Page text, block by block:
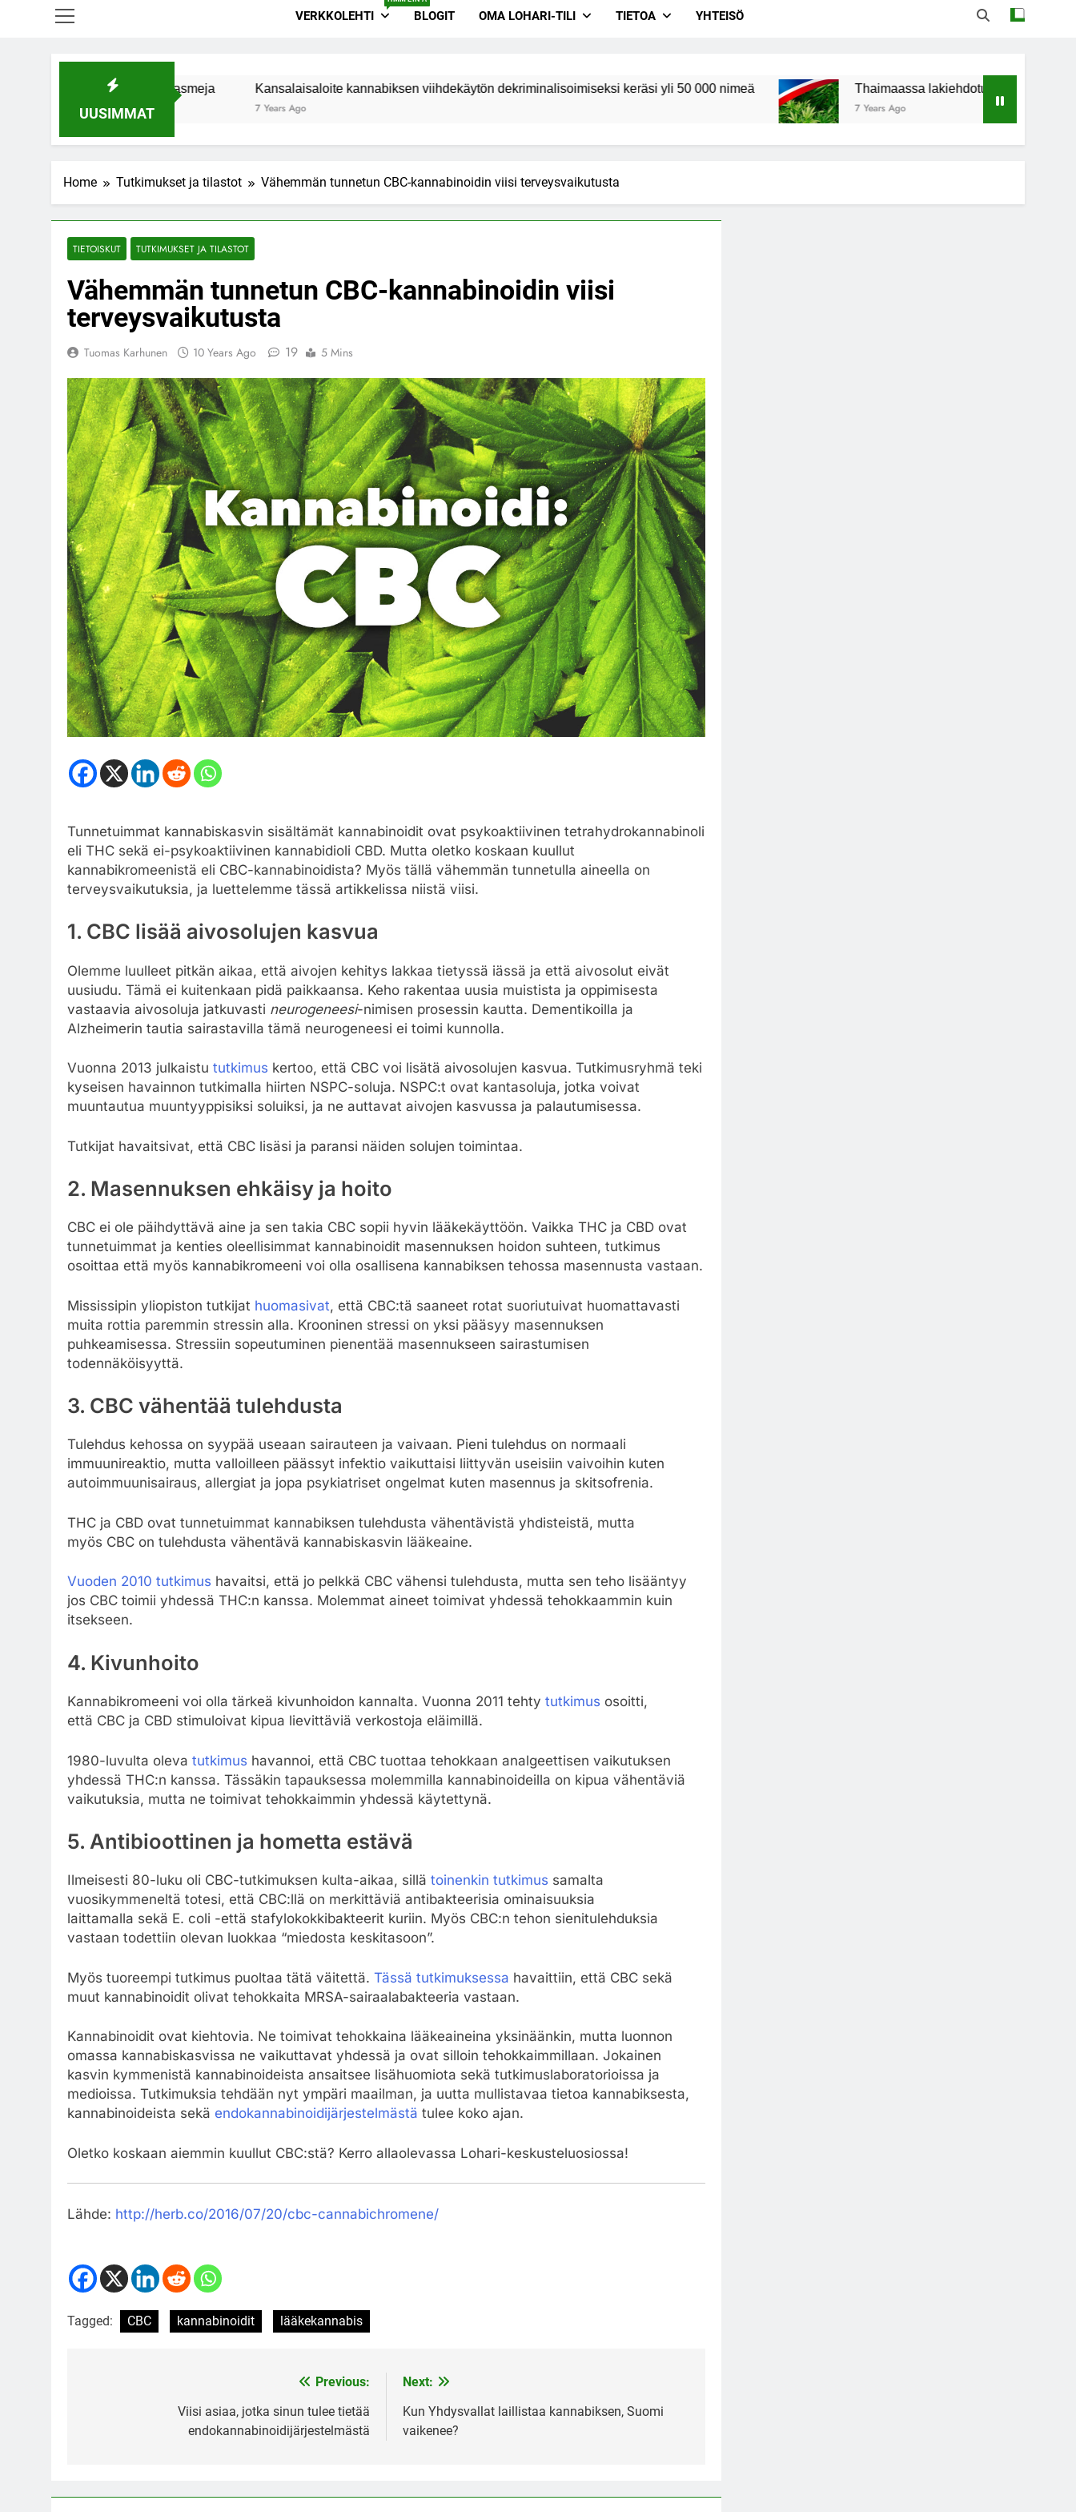
VERKKOLEHTI BLOGIT OMA LOHARI-TILI TIETOA YHTEISÖ
UUSIMMAT
naisten orgasmeja
Kansalaisaloite kannabiksen viihdekäytön dekriminalisoimiseksi keräsi yli 50 000 nimeä
Thaimaassa lakiehdotus sallisi kannabiksen
7 Years Ago
Home Tutkimukset ja tilastot Vähemmän tunnetun CBC-kannabinoidin viisi terveysvaikutusta
TIETOISKUT TUTKIMUKSET JA TILASTOT
Vähemmän tunnetun CBC-kannabinoidin viisi
terveysvaikutusta
Tuomas Karhunen 10 Years Ago 19 5 Mins
Tunnetuimmat kannabiskasvin sisältämät kannabinoidit ovat psykoaktiivinen tetrahydrokannabinoli
eli THC sekä ei-psykoaktiivinen kannabidioli CBD. Mutta oletko koskaan kuullut
kannabikromeenistä eli CBC-kannabinoidista? Myös tällä vähemmän tunnetulla aineella on
terveysvaikutuksia, ja luettelemme tässä artikkelissa niistä viisi.
1. CBC lisää aivosolujen kasvua
Olemme luulleet pitkän aikaa, että aivojen kehitys lakkaa tietyssä iässä ja että aivosolut eivät
uusiudu. Tämä ei kuitenkaan pidä paikkaansa. Keho rakentaa uusia muistista ja oppimisesta
vastaavia aivosoluja jatkuvasti neurogeneesi-nimisen prosessin kautta. Dementikoilla ja
Alzheimerin tautia sairastavilla tämä neurogeneesi ei toimi kunnolla.
Vuonna 2013 julkaistu tutkimus kertoo, että CBC voi lisätä aivosolujen kasvua. Tutkimusryhmä teki
kyseisen havainnon tutkimalla hiirten NSPC-soluja. NSPC:t ovat kantasoluja, jotka voivat
muuntautua muuntyyppisiksi soluiksi, ja ne auttavat aivojen kasvussa ja palautumisessa.
Tutkijat havaitsivat, että CBC lisäsi ja paransi näiden solujen toimintaa.
2. Masennuksen ehkäisy ja hoito
CBC ei ole päihdyttävä aine ja sen takia CBC sopii hyvin lääkekäyttöön. Vaikka THC ja CBD ovat
tunnetuimmat ja kenties oleellisimmat kannabinoidit masennuksen hoidon suhteen, tutkimus
osoittaa että myös kannabikromeeni voi olla osallisena kannabiksen tehossa masennusta vastaan.
Mississipin yliopiston tutkijat huomasivat, että CBC:tä saaneet rotat suoriutuivat huomattavasti
muita rottia paremmin stressin alla. Krooninen stressi on yksi pääsyy masennuksen
puhkeamisessa. Stressiin sopeutuminen pienentää masennukseen sairastumisen
todennäköisyyttä.
3. CBC vähentää tulehdusta
Tulehdus kehossa on syypää useaan sairauteen ja vaivaan. Pieni tulehdus on normaali
immuunireaktio, mutta valloilleen päässyt infektio vaikuttaisi liittyvän useisiin vaivoihin kuten
autoimmuunisairaus, allergiat ja jopa psykiatriset ongelmat kuten masennus ja skitsofrenia.
THC ja CBD ovat tunnetuimmat kannabiksen tulehdusta vähentävistä yhdisteistä, mutta
myös CBC on tulehdusta vähentävä kannabiskasvin lääkeaine.
Vuoden 2010 tutkimus havaitsi, että jo pelkkä CBC vähensi tulehdusta, mutta sen teho lisääntyy
jos CBC toimii yhdessä THC:n kanssa. Molemmat aineet toimivat yhdessä tehokkaammin kuin
itsekseen.
4. Kivunhoito
Kannabikromeeni voi olla tärkeä kivunhoidon kannalta. Vuonna 2011 tehty tutkimus osoitti,
että CBC ja CBD stimuloivat kipua lievittäviä verkostoja eläimillä.
1980-luvulta oleva tutkimus havannoi, että CBC tuottaa tehokkaan analgeettisen vaikutuksen
yhdessä THC:n kanssa. Tässäkin tapauksessa molemmilla kannabinoideilla on kipua vähentäviä
vaikutuksia, mutta ne toimivat tehokkaimmin yhdessä käytettynä.
5. Antibioottinen ja hometta estävä
Ilmeisesti 80-luku oli CBC-tutkimuksen kulta-aikaa, sillä toinenkin tutkimus samalta
vuosikymmeneltä totesi, että CBC:llä on merkittäviä antibakteerisia ominaisuuksia
laittamalla sekä E. coli -että stafylokokkibakteerit kuriin. Myös CBC:n tehon sienitulehduksia
vastaan todettiin olevan luokkaa “miedosta keskitasoon”.
Myös tuoreempi tutkimus puoltaa tätä väitettä. Tässä tutkimuksessa havaittiin, että CBC sekä
muut kannabinoidit olivat tehokkaita MRSA-sairaalabakteeria vastaan.
Kannabinoidit ovat kiehtovia. Ne toimivat tehokkaina lääkeaineina yksinäänkin, mutta luonnon
omassa kannabiskasvissa ne vaikuttavat yhdessä ja ovat silloin tehokkaimmillaan. Jokainen
kasvin kymmenistä kannabinoideista ansaitsee lisähuomiota sekä tutkimuslaboratorioissa ja
medioissa. Tutkimuksia tehdään nyt ympäri maailman, ja uutta mullistavaa tietoa kannabiksesta,
kannabinoideista sekä endokannabinoidijärjestelmästä tulee koko ajan.
Oletko koskaan aiemmin kuullut CBC:stä? Kerro allaolevassa Lohari-keskusteluosiossa!
Lähde: http://herb.co/2016/07/20/cbc-cannabichromene/
Tagged: CBC kannabinoidit lääkekannabis
Previous:
Viisi asiaa, jotka sinun tulee tietää
endokannabinoidijärjestelmästä
Next:
Kun Yhdysvallat laillistaa kannabiksen, Suomi
vaikenee?